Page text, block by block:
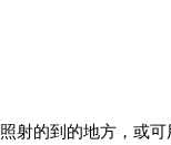
射的到的地方，或